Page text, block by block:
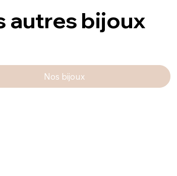
autres bijoux
Nos bijoux